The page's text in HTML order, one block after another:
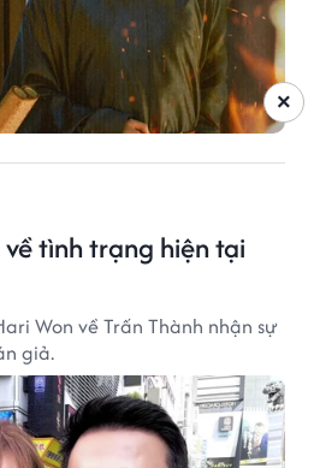
tình trạng hiện tại
Won về Trấn Thành nhận sự
giả.
×